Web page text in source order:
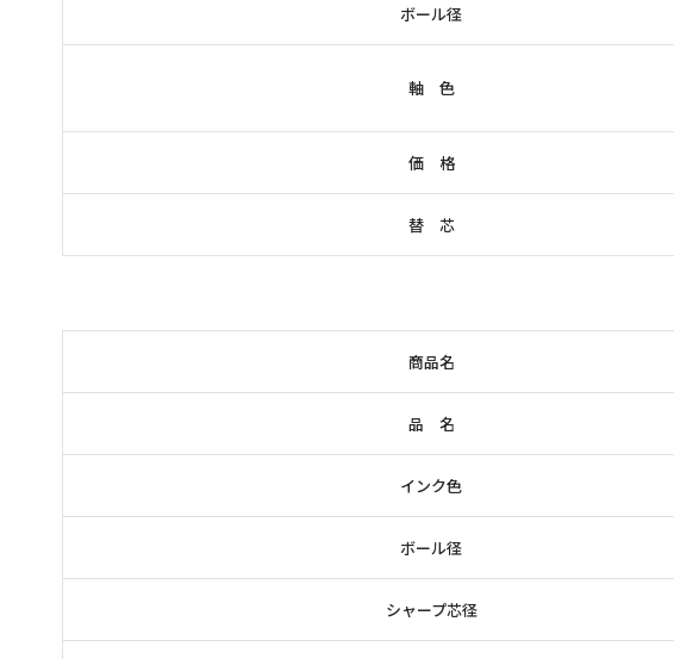
ボール径
軸 色
価 格
替 芯
商品名
品 名
インク色
ボール径
シャープ芯径